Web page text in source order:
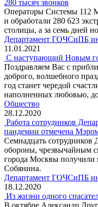
280 тысяч звонков
Операторы Системы 112
и обработали 280 623
столицы, а за семь дней
Департамент ГОЧСиПБ
11.01.2021
C наступающий Новым
Поздравляем Вас с
доброго, волшебного
год станет чередой
наполненных любовью,
Общество
28.12.2020
Работа сотрудников
пандемии отмечена
Семнадцать сотрудников
обороны, чрезвычайным
города Москвы получили
Собянина.
Департамент ГОЧСиПБ
18.12.2020
Из жизни одного
В октябре Александр